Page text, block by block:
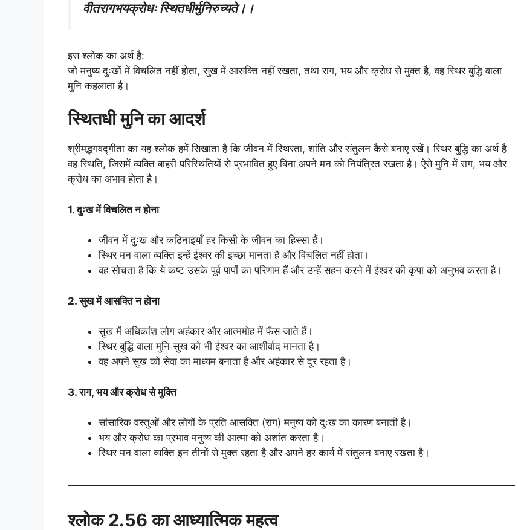
वीतरागभयक्रोधः स्थितधीर्मुनिरुच्यते।।
इस श्लोक का अर्थ है:
जो मनुष्य दुःखों में विचलित नहीं होता, सुख में आसक्ति नहीं रखता, तथा राग, भय और क्रोध से मुक्त है, वह स्थिर बुद्धि वाला
मुनि कहलाता है।
स्थितधी मुनि का आदर्श
श्रीमद्भगवद्गीता का यह श्लोक हमें सिखाता है कि जीवन में स्थिरता, शांति और संतुलन कैसे बनाए रखें। स्थिर बुद्धि का अर्थ है
वह स्थिति, जिसमें व्यक्ति बाहरी परिस्थितियों से प्रभावित हुए बिना अपने मन को नियंत्रित रखता है। ऐसे मुनि में राग, भय और
क्रोध का अभाव होता है।
1. दुःख में विचलित न होना
जीवन में दुःख और कठिनाइयाँ हर किसी के जीवन का हिस्सा हैं।
स्थिर मन वाला व्यक्ति इन्हें ईश्वर की इच्छा मानता है और विचलित नहीं होता।
वह सोचता है कि ये कष्ट उसके पूर्व पापों का परिणाम हैं और उन्हें सहन करने में ईश्वर की कृपा को अनुभव करता है।
2. सुख में आसक्ति न होना
सुख में अधिकांश लोग अहंकार और आत्ममोह में फँस जाते हैं।
स्थिर बुद्धि वाला मुनि सुख को भी ईश्वर का आशीर्वाद मानता है।
वह अपने सुख को सेवा का माध्यम बनाता है और अहंकार से दूर रहता है।
3. राग, भय और क्रोध से मुक्ति
सांसारिक वस्तुओं और लोगों के प्रति आसक्ति (राग) मनुष्य को दुःख का कारण बनाती है।
भय और क्रोध का प्रभाव मनुष्य की आत्मा को अशांत करता है।
स्थिर मन वाला व्यक्ति इन तीनों से मुक्त रहता है और अपने हर कार्य में संतुलन बनाए रखता है।
श्लोक 2.56 का आध्यात्मिक महत्व